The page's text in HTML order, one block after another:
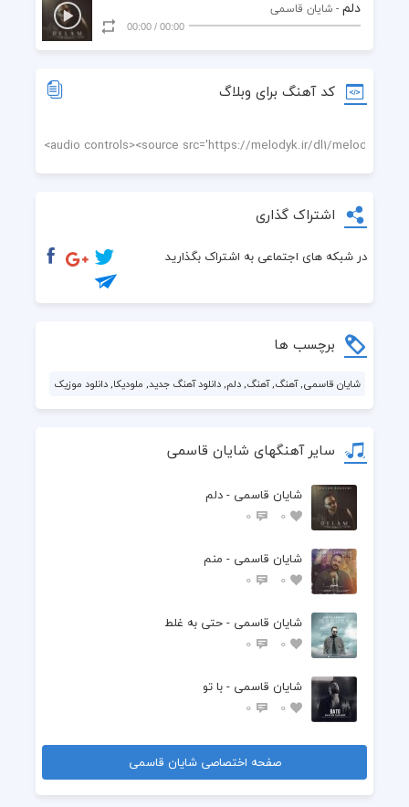
دلم - شایان قاسمی
00:00
/
00:00
کد آهنگ برای وبلاگ
اشتراک گذاری
در شبکه های اجتماعی به اشتراک بگذارید
برچسب ها
شایان قاسمی, آهنگ, آهنگ, دلم, دانلود آهنگ جدید, ملودیکا, دانلود موزیک
سایر آهنگهای شایان قاسمی
شایان قاسمی - دلم
0
0
شایان قاسمی - منم
0
0
شایان قاسمی - حتی به غلط
0
0
شایان قاسمی - با تو
0
0
صفحه اختصاصی شایان قاسمی